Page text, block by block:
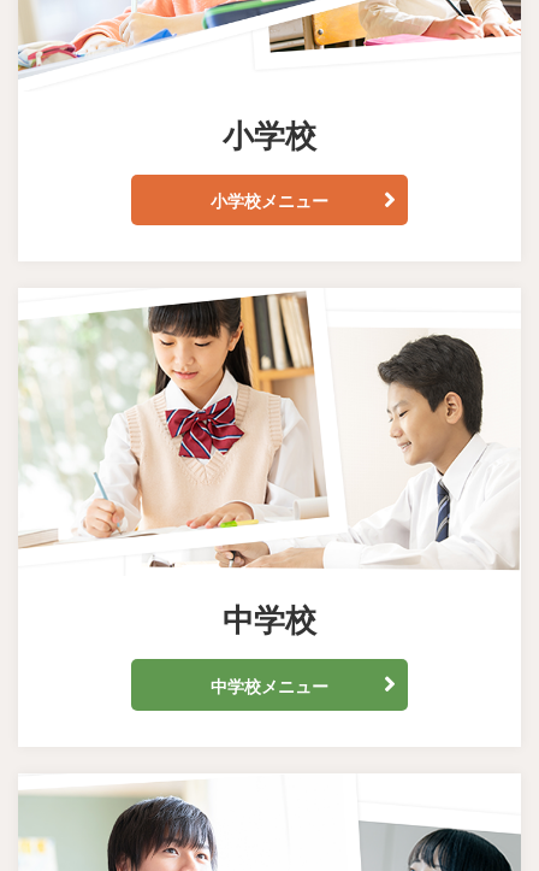
小学校
小学校メニュー
中学校
中学校メニュー